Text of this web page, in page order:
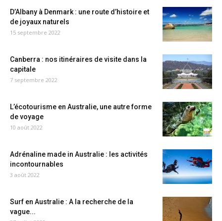
D’Albany à Denmark : une route d’histoire et
de joyaux naturels
15 septembre 2022
Canberra : nos itinéraires de visite dans la
capitale
7 septembre 2022
L’écotourisme en Australie, une autre forme
de voyage
10 août 2022
Adrénaline made in Australie : les activités
incontournables
3 août 2022
Surf en Australie : A la recherche de la
vague...